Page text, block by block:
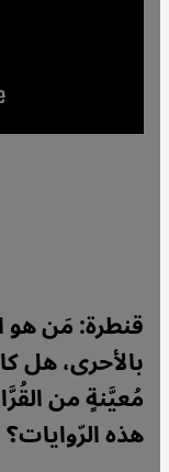
قنطرة: مَن هو
بالأحرى، هل
مُعيَّنةٍ من
هذه الرّوايات؟